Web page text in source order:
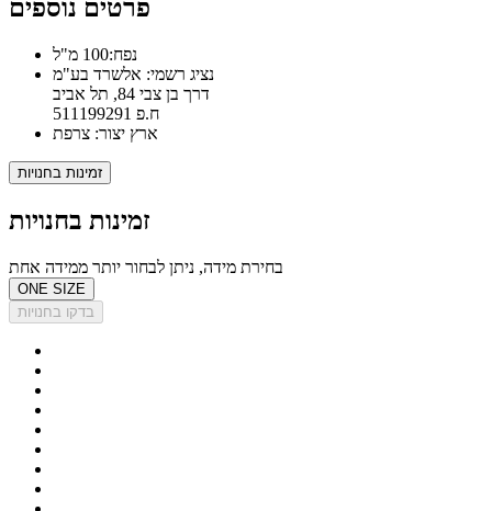
פרטים נוספים
נפח:100 מ"ל
נציג רשמי: אלשרד בע"מ
דרך בן צבי 84, תל אביב
ח.פ 511199291
ארץ יצור: צרפת
זמינות בחנויות
זמינות בחנויות
בחירת מידה, ניתן לבחור יותר ממידה אחת
ONE SIZE
בדקו בחנויות